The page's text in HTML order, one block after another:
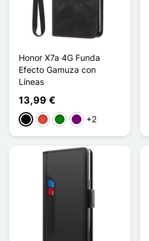
Honor X7a 4G Funda
Efecto Gamuza con
Líneas
13,99 €
NegroRojoVerdePúrpura
+2